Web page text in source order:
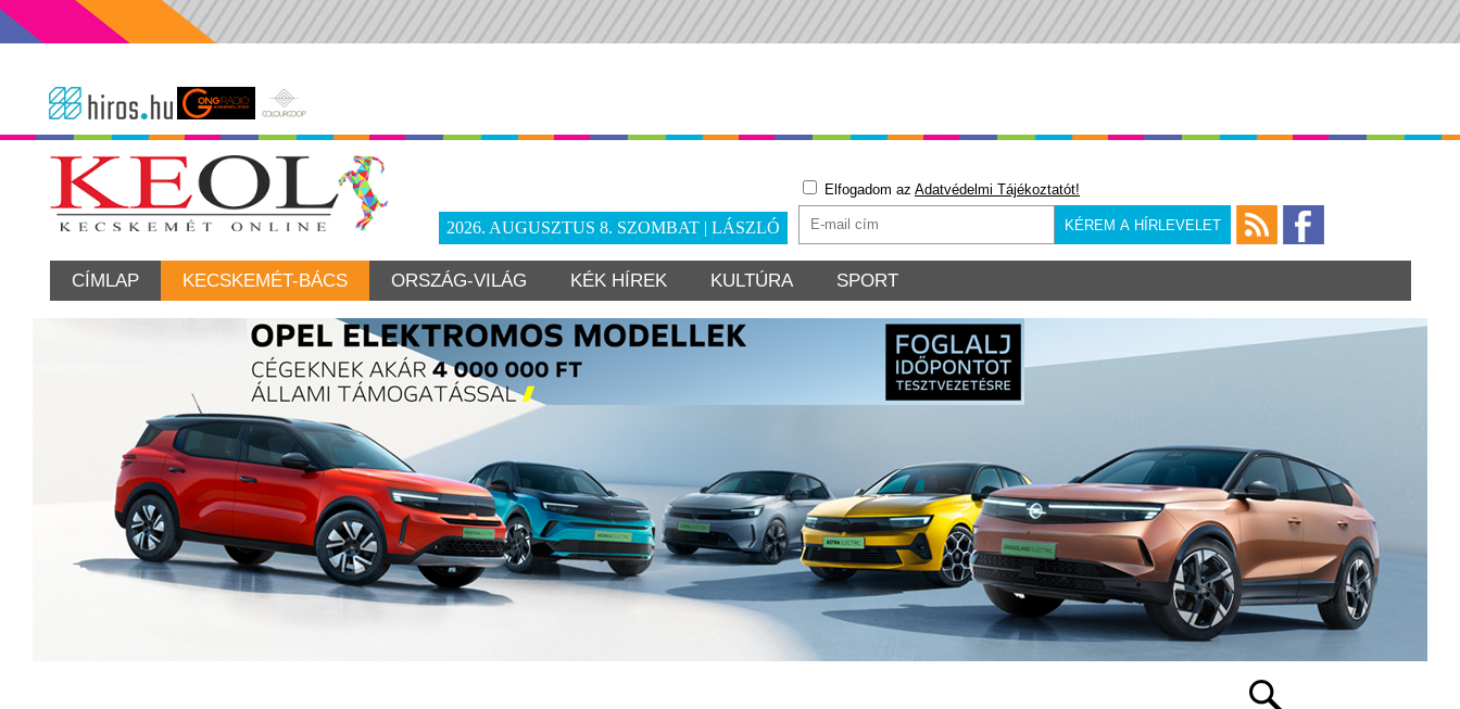
2026. AUGUSZTUS 8. SZOMBAT | LÁSZLÓ
Elfogadom az Adatvédelmi Tájékoztatót!
CÍMLAP KECSKEMÉT-BÁCS ORSZÁG-VILÁG KÉK HÍREK KULTÚRA SPORT